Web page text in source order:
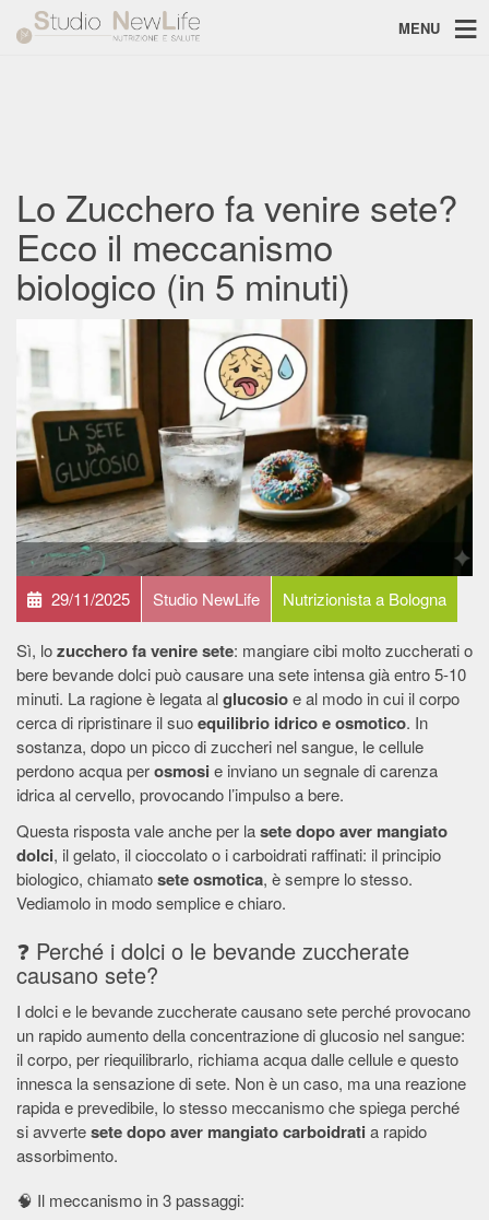
MENU
Lo Zucchero fa venire sete?
Ecco il meccanismo
biologico (in 5 minuti)
29/11/2025 Studio NewLife Nutrizionista a Bologna
Sì, lozucchero fa venire sete: mangiare cibi molto zuccherati o
bere bevande dolci può causare una sete intensa già entro 5-10
minuti. La ragione è legata alglucosioe al modo in cui il corpo
cerca di ripristinare il suoequilibrio idrico e osmotico. In
sostanza, dopo un picco di zuccheri nel sangue, le cellule
perdono acqua perosmosi e inviano un segnale di carenza
idrica al cervello, provocando l’impulso a bere.
Questa risposta vale anche per lasete dopo aver mangiato
dolci, il gelato, il cioccolato o i carboidrati raffinati: il principio
biologico, chiamatosete osmotica, è sempre lo stesso.
Vediamolo in modo semplice e chiaro.
❓ Perché i dolci o le bevande zuccherate
causano sete?
I dolci e le bevande zuccherate causano sete perché provocano
un rapido aumento della concentrazione di glucosio nel sangue:
il corpo, per riequilibrarlo, richiama acqua dalle cellule e questo
innesca la sensazione di sete. Non è un caso, ma una reazione
rapida e prevedibile, lo stesso meccanismo che spiega perché
si avvertesete dopo aver mangiato carboidrati a rapido
assorbimento.
🧠 Il meccanismo in 3 passaggi: